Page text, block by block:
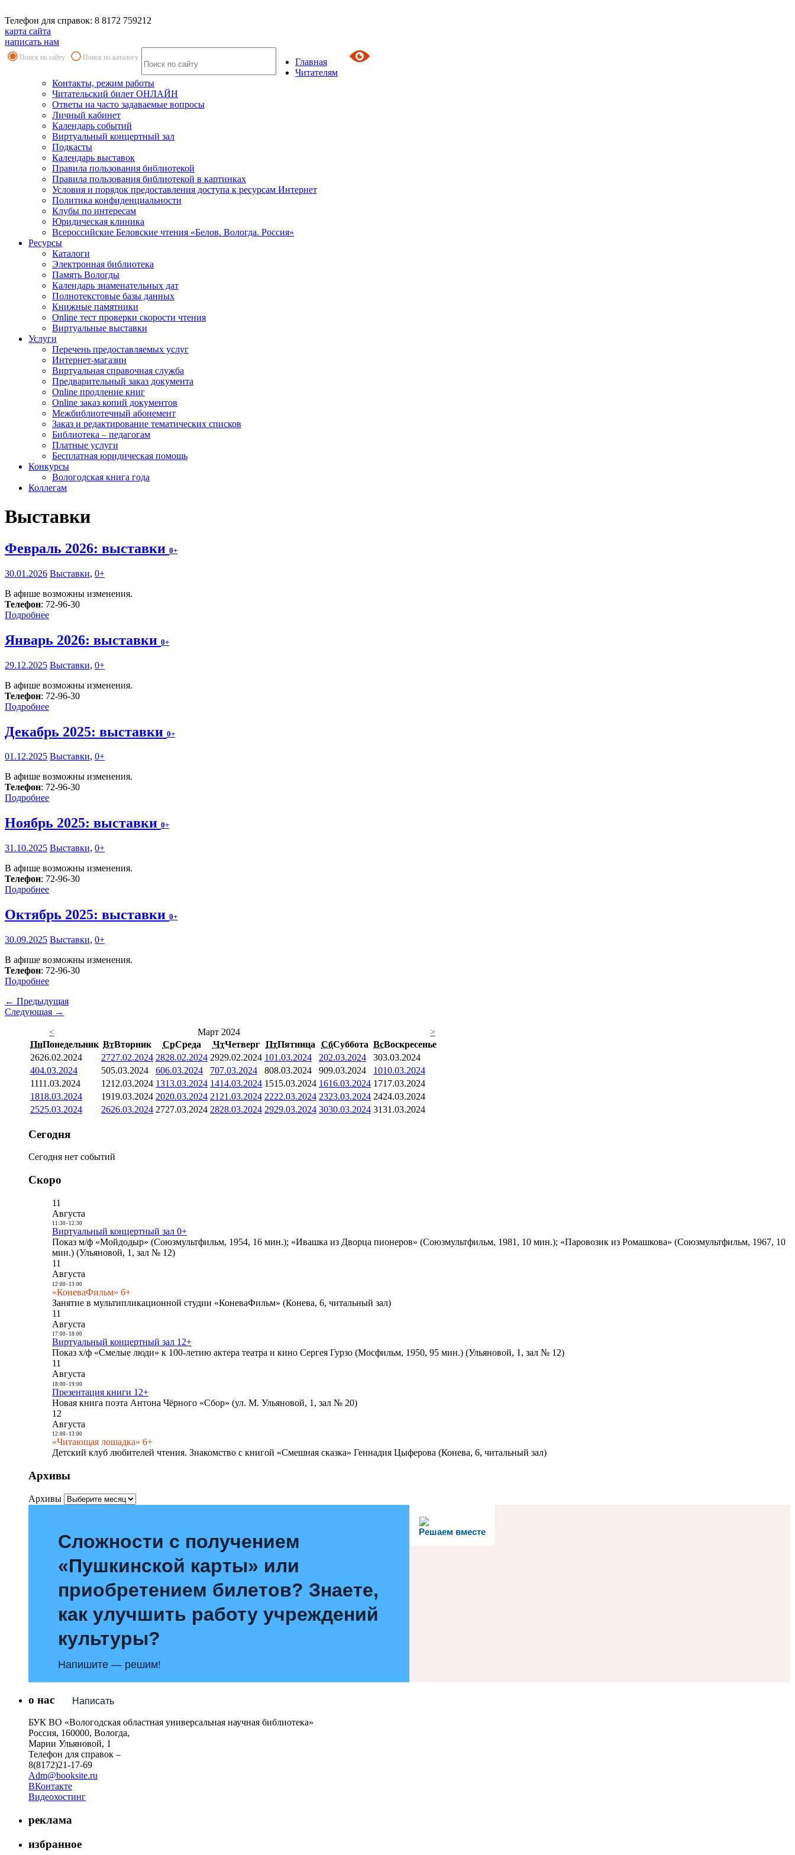
Телефон для справок: 8 8172 759212
карта сайта
написать нам
Поиск по сайту Поиск по каталогу
Главная
Читателям
Контакты, режим работы
Читательский билет ОНЛАЙН
Ответы на часто задаваемые вопросы
Личный кабинет
Календарь событий
Виртуальный концертный зал
Подкасты
Календарь выставок
Правила пользования библиотекой
Правила пользования библиотекой в картинках
Условия и порядок предоставления доступа к ресурсам Интернет
Политика конфиденциальности
Клубы по интересам
Юридическая клиника
Всероссийские Беловские чтения «Белов. Вологда. Россия»
Ресурсы
Каталоги
Электронная библиотека
Память Вологды
Календарь знаменательных дат
Полнотекстовые базы данных
Книжные памятники
Online тест проверки скорости чтения
Виртуальные выставки
Услуги
Перечень предоставляемых услуг
Интернет-магазин
Виртуальная справочная служба
Предварительный заказ документа
Online продление книг
Online заказ копий документов
Межбиблиотечный абонемент
Заказ и редактирование тематических списков
Библиотека – педагогам
Платные услуги
Бесплатная юридическая помощь
Конкурсы
Вологодская книга года
Коллегам
Выставки
Февраль 2026: выставки 0+
30.01.2026 Выставки, 0+
В афише возможны изменения.
Телефон: 72-96-30
Подробнее
Январь 2026: выставки 0+
29.12.2025 Выставки, 0+
В афише возможны изменения.
Телефон: 72-96-30
Подробнее
Декабрь 2025: выставки 0+
01.12.2025 Выставки, 0+
В афише возможны изменения.
Телефон: 72-96-30
Подробнее
Ноябрь 2025: выставки 0+
31.10.2025 Выставки, 0+
В афише возможны изменения.
Телефон: 72-96-30
Подробнее
Октябрь 2025: выставки 0+
30.09.2025 Выставки, 0+
В афише возможны изменения.
Телефон: 72-96-30
Подробнее
← Предыдущая
Следующая →
<
Март 2024
>
ПнПонедельник ВтВторник СрСреда ЧтЧетверг ПтПятница СбСуббота ВсВоскресенье
2626.02.2024 2727.02.2024 2828.02.2024 2929.02.2024 101.03.2024 202.03.2024 303.03.2024
404.03.2024 505.03.2024 606.03.2024 707.03.2024 808.03.2024 909.03.2024 1010.03.2024
1111.03.2024 1212.03.2024 1313.03.2024 1414.03.2024 1515.03.2024 1616.03.2024 1717.03.2024
1818.03.2024 1919.03.2024 2020.03.2024 21 21.03.2024 2222.03.2024 2323.03.2024 2424.03.2024
2525.03.2024 2626.03.2024 2727.03.2024 2828.03.2024 2929.03.2024 3030.03.2024 3131.03.2024
Сегодня
Сегодня нет событий
Скоро
11
Августа
11:30- 12:30
Виртуальный концертный зал 0+
Показ м/ф «Мойдодыр» (Союзмультфильм, 1954, 16 мин.); «Ивашка из Дворца пионеров» (Союзмультфильм, 1981, 10 мин.); «Паровозик из Ромашкова» (Союзмультфильм, 1967, 10
мин.) (Ульяновой, 1, зал № 12)
11
Августа
12:00- 13:00
«КоневаФильм» 6+
Занятие в мультипликационной студии «КоневаФильм» (Конева, 6, читальный зал)
11
Августа
17:00- 18:00
Виртуальный концертный зал 12+
Показ х/ф «Смелые люди» к 100-летию актера театра и кино Сергея Гурзо (Мосфильм, 1950, 95 мин.) (Ульяновой, 1, зал № 12)
11
Августа
18:00- 19:00
Презентация книги 12+
Новая книга поэта Антона Чёрного «Сбор» (ул. М. Ульяновой, 1, зал № 20)
12
Августа
12:00- 13:00
«Читающая лошадка» 6+
Детский клуб любителей чтения. Знакомство с книгой «Смешная сказка» Геннадия Цыферова (Конева, 6, читальный зал)
Архивы
Архивы
Решаем вместе
Сложности с получением
«Пушкинской карты» или
приобретением билетов? Знаете,
как улучшить работу учреждений
культуры?
Напишите — решим!
Написать
о нас
БУК ВО «Вологодская областная универсальная научная библиотека»
Россия, 160000, Вологда,
Марии Ульяновой, 1
Телефон для справок –
8(8172)21-17-69
Adm@booksite.ru
ВКонтакте
Видеохостинг
реклама
избранное